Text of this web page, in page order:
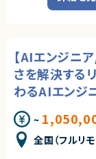
・全社横断のプロジ
両面から推進
・開発組織の課題解
■ポジションの魅力
特定のプロダクトを
最適となる解決策を打
テックリード室とし
事業においては事業
お客様の新規事業立
お客様は教育業界、
接取引になります。
お客様と打合せをし
ンジニアが行います。
ビジネス側とのやり取
1案件、約10名のチー
例）・プレスリリース
・電子書籍にかか
・学習支援システ
【AIエンジニ
さを解決する
わるAIエンジ
~
全国（フルリ